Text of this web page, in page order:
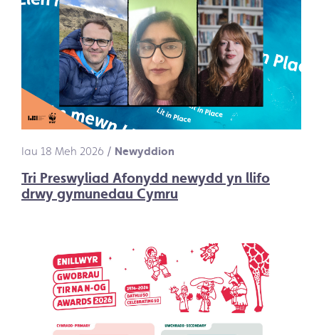
Iau 18 Meh 2026 / Newyddion
Tri Preswyliad Afonydd newydd yn llifo
drwy gymunedau Cymru